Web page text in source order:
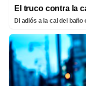
El truco contra la
Di adiós a la cal del